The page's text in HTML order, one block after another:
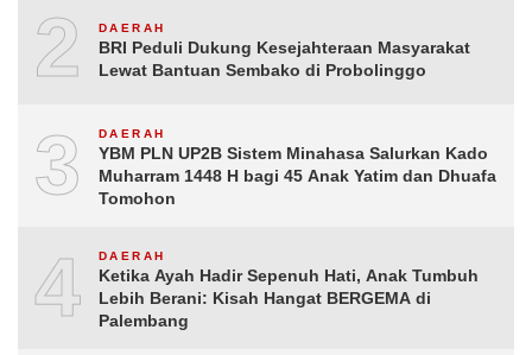
2 DAERAH
BRI Peduli Dukung Kesejahteraan Masyarakat
Lewat Bantuan Sembako di Probolinggo
3 DAERAH
YBM PLN UP2B Sistem Minahasa Salurkan Kado
Muharram 1448 H bagi 45 Anak Yatim dan Dhuafa
Tomohon
4 DAERAH
Ketika Ayah Hadir Sepenuh Hati, Anak Tumbuh
Lebih Berani: Kisah Hangat BERGEMA di
Palembang